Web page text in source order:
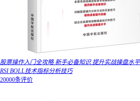
股票操作入门全攻略 新手必备知识 提升实战操盘水
RSI BOLL技术指标分析技巧
20000条评价